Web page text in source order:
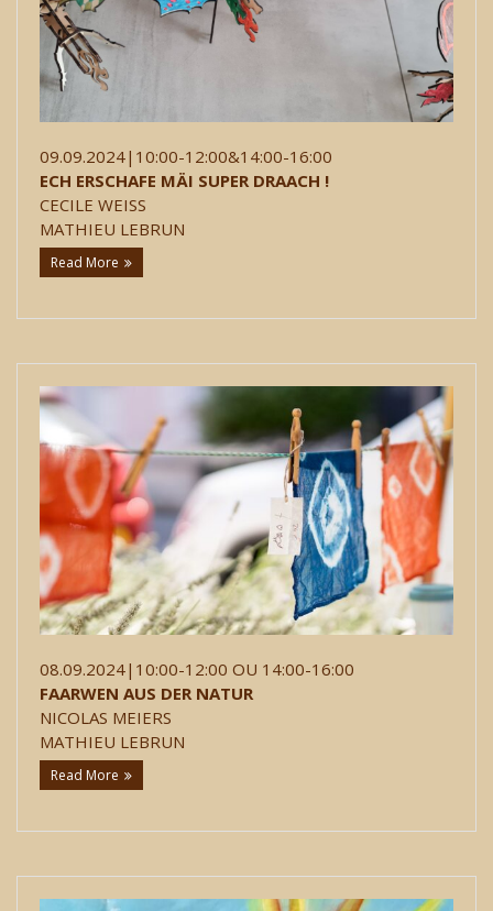
09.09.2024|10:00-12:00&14:00-16:00
ECH ERSCHAFE MÄI SUPER DRAACH !
CECILE WEISS
MATHIEU LEBRUN
Read More
08.09.2024|10:00-12:00 OU 14:00-16:00
FAARWEN AUS DER NATUR
NICOLAS MEIERS
MATHIEU LEBRUN
Read More